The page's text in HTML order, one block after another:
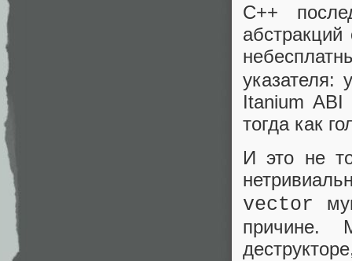
C++
указателя:
Itanium ABI
тогда как
И это не
vector
причине.